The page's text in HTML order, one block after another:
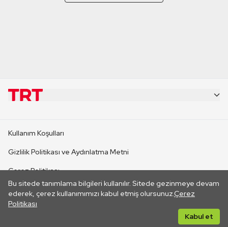
Bu sitede tanımlama bilgileri kullanılır. Sitede gezinmeye devam
ederek, çerez kullanımımızı kabul etmiş olursunuz.Çerez
Politikası
Kabul et
CANLI YAYINLAR
Kullanım Koşulları
Gizlilik Politikası ve Aydınlatma Metni
Çerez Politikası
İletişim
Her hakkı saklıdır. ©2026 TRT. Bağlantı yoluyla gidilen dış